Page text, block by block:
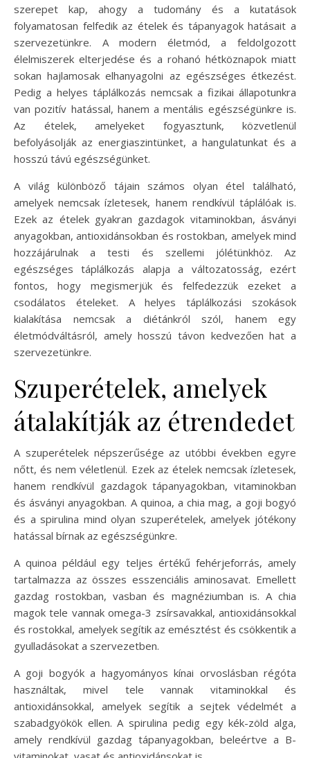
szerepet kap, ahogy a tudomány és a kutatások
folyamatosan felfedik az ételek és tápanyagok hatásait a
szervezetünkre. A modern életmód, a feldolgozott
élelmiszerek elterjedése és a rohanó hétköznapok miatt
sokan hajlamosak elhanyagolni az egészséges étkezést.
Pedig a helyes táplálkozás nemcsak a fizikai állapotunkra
van pozitív hatással, hanem a mentális egészségünkre is.
Az ételek, amelyeket fogyasztunk, közvetlenül
befolyásolják az energiaszintünket, a hangulatunkat és a
hosszú távú egészségünket.
A világ különböző tájain számos olyan étel található,
amelyek nemcsak ízletesek, hanem rendkívül táplálóak is.
Ezek az ételek gyakran gazdagok vitaminokban, ásványi
anyagokban, antioxidánsokban és rostokban, amelyek mind
hozzájárulnak a testi és szellemi jólétünkhöz. Az
egészséges táplálkozás alapja a változatosság, ezért
fontos, hogy megismerjük és felfedezzük ezeket a
csodálatos ételeket. A helyes táplálkozási szokások
kialakítása nemcsak a diétánkról szól, hanem egy
életmódváltásról, amely hosszú távon kedvezően hat a
szervezetünkre.
Szuperételek, amelyek
átalakítják az étrendedet
A szuperételek népszerűsége az utóbbi években egyre
nőtt, és nem véletlenül. Ezek az ételek nemcsak ízletesek,
hanem rendkívül gazdagok tápanyagokban, vitaminokban
és ásványi anyagokban. A quinoa, a chia mag, a goji bogyó
és a spirulina mind olyan szuperételek, amelyek jótékony
hatással bírnak az egészségünkre.
A quinoa például egy teljes értékű fehérjeforrás, amely
tartalmazza az összes esszenciális aminosavat. Emellett
gazdag rostokban, vasban és magnéziumban is. A chia
magok tele vannak omega-3 zsírsavakkal, antioxidánsokkal
és rostokkal, amelyek segítik az emésztést és csökkentik a
gyulladásokat a szervezetben.
A goji bogyók a hagyományos kínai orvoslásban régóta
használtak, mivel tele vannak vitaminokkal és
antioxidánsokkal, amelyek segítik a sejtek védelmét a
szabadgyökök ellen. A spirulina pedig egy kék-zöld alga,
amely rendkívül gazdag tápanyagokban, beleértve a B-